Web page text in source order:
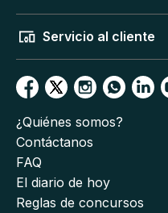
Servicio al cliente
¿Quiénes somos?
Contáctanos
FAQ
El diario de hoy
Reglas de concursos